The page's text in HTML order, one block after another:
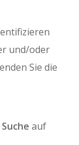
und/oder
Sie die
Suche auf